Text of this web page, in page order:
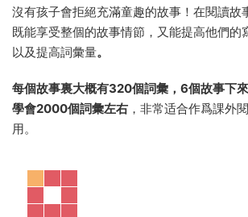
沒有孩子會拒絕充滿童趣的故事！在閱讀故
既能享受整個的故事情節，又能提高他們的
以及提高詞彙量。
每個故事裏大概有320個詞彙，6個故事下
學會2000個詞彙左右 ，非常适合作爲課外
用。